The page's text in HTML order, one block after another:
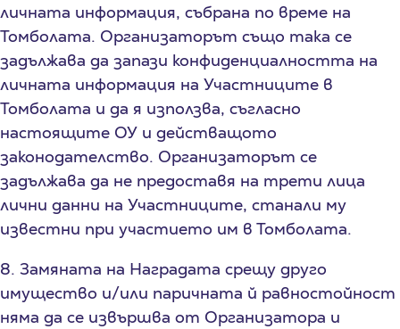
личната информация, събрана по време на
Томболата. Организаторът също така се
задължава да запази конфиденциалността на
личната информация на Участниците в
Томболата и да я използва, съгласно
настоящите ОУ и действащото
законодателство. Организаторът се
задължава да не предоставя на трети лица
лични данни на Участниците, станали му
известни при участието им в Томболата.
8. Замяната на Наградата срещу друго
имущество и/или паричната й равностойност
няма да се извършва от Организатора и